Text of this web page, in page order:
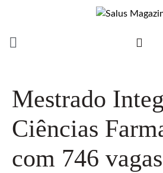
Mestrado
Ciências
com 746